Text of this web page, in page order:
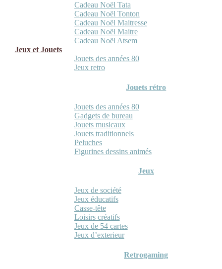
Cadeau Noël Tata
Cadeau Noël Tonton
Cadeau Noël Maitresse
Cadeau Noël Maitre
Cadeau Noël Atsem
Jeux et Jouets
Jouets des années 80
Jeux retro
Jouets rétro
Jouets des années 80
Gadgets de bureau
Jouets musicaux
Jouets traditionnels
Peluches
Figurines dessins animés
Jeux
Jeux de société
Jeux éducatifs
Casse-tête
Loisirs créatifs
Jeux de 54 cartes
Jeux d’exterieur
Retrogaming